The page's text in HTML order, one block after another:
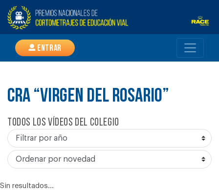
Entrar
CRA “VIRGEN DEL ROSARIO”
Todos los vídeos del colegio
Sin resultados...